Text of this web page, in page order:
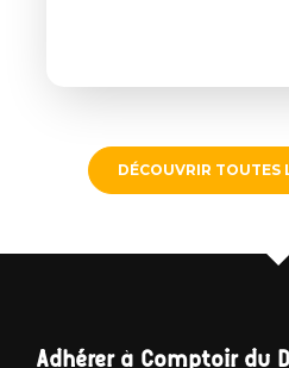
DÉCOUVRIR TOUTES
Adhérer à Comptoir du